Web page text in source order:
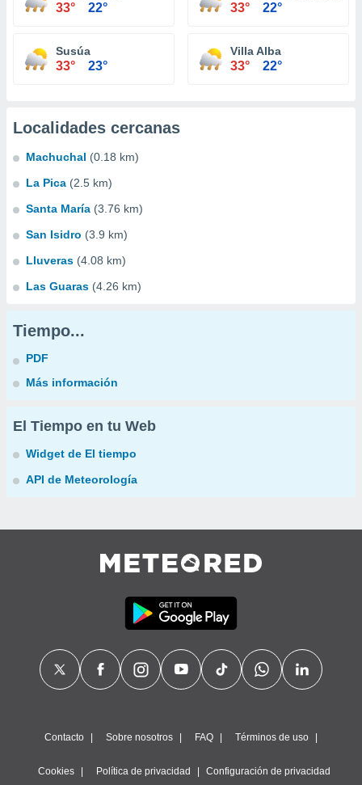
33° 22° 33° 22°
Susúa
33° 23°
Villa Alba
33° 22°
Localidades cercanas
Machuchal (0.18 km)
La Pica (2.5 km)
Santa María (3.76 km)
San Isidro (3.9 km)
Lluveras (4.08 km)
Las Guaras (4.26 km)
Tiempo...
PDF
Más información
El Tiempo en tu Web
Widget de El tiempo
API de Meteorología
Contacto Sobre nosotros FAQ Términos de uso
Cookies Política de privacidad Configuración de privacidad